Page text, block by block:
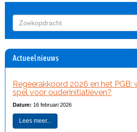
Actueel nieuws
Regeerakkoord 2026 en het
spel voor ouderinitiatieven?
Datum: 16 februari 2026
Lees meer...